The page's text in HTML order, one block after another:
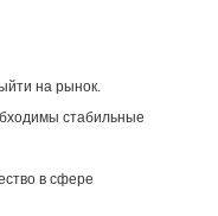
на рынок.
стабильные
в сфере